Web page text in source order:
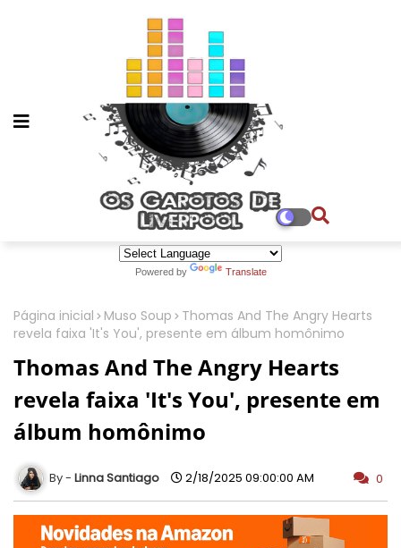
Powered by Translate
Página inicial Muso Soup
Thomas And The Angry Hearts
revela faixa 'It's You', presente em álbum homônimo
Thomas And The Angry Hearts
revela faixa 'It's You', presente em
álbum homônimo
Linna Santiago 2/18/2025 09:00:00 AM 0